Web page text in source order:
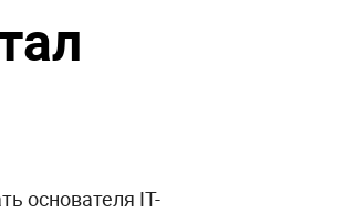
основателя IT-